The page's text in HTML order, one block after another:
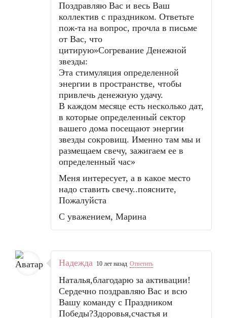
Поздравляю Вас и весь Ваш
коллектив с праздником. Ответьте
пож-та на вопрос, прочла в письме
от Вас, что
цитирую»Согревание Денежной
звезды:
Эта стимуляция определенной
энергии в пространстве, чтобы
привлечь денежную удачу.
В каждом месяце есть несколько дат,
в которые определенный сектор
вашего дома посещают энергии
звезды сокровищ. Именно там мы и
размещаем свечу, зажигаем ее в
определенный час»
Меня интересует, а в какое место
надо ставить свечу..поясните,
Пожалуйста
С уважением, Марина
Надежда 10 лет назад Ответить
Наталья,благодарю за активации!
Сердечно поздравляю Вас и всю
Вашу команду с Праздником
Победы?Здоровья,счастья и